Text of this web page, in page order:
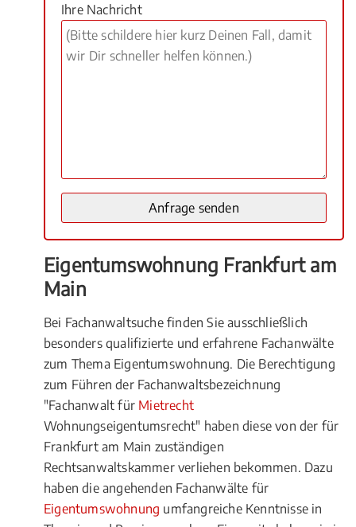
Ihre Nachricht
Eigentumswohnung Frankfurt am
Main
Bei Fachanwaltsuche finden Sie ausschließlich
besonders qualifizierte und erfahrene Fachanwälte
zum Thema Eigentumswohnung. Die Berechtigung
zum Führen der Fachanwaltsbezeichnung
"Fachanwalt für Mietrecht
Wohnungseigentumsrecht" haben diese von der für
Frankfurt am Main zuständigen
Rechtsanwaltskammer verliehen bekommen. Dazu
haben die angehenden Fachanwälte für
Eigentumswohnung umfangreiche Kenntnisse in